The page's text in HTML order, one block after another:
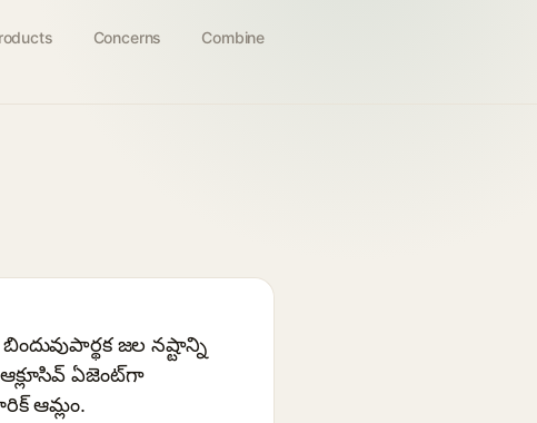
Concerns Combine
జల నష్టాన్ని
ఏజెంట్‌గా
ఆమ్లం.